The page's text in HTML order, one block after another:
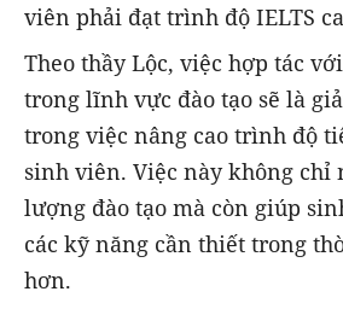
viên phải đạt trình độ IELTS
Theo thầy Lộc, việc hợp tác
trong lĩnh vực đào tạo sẽ là
trong việc nâng cao trình độ
sinh viên. Việc này không chỉ
lượng đào tạo mà còn giúp
các kỹ năng cần thiết trong
hơn.